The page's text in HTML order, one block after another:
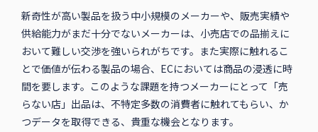
新奇性が高い製品を扱う中小規模のメーカーや、販売実績や
供給能力がまだ十分でないメーカーは、小売店での品揃えに
おいて難しい交渉を強いられがちです。また実際に触れるこ
とで価値が伝わる製品の場合、ECにおいては商品の浸透に時
間を要します。このような課題を持つメーカーにとって「売
らない店」出品は、不特定多数の消費者に触れてもらい、か
つデータを取得できる、貴重な機会となります。